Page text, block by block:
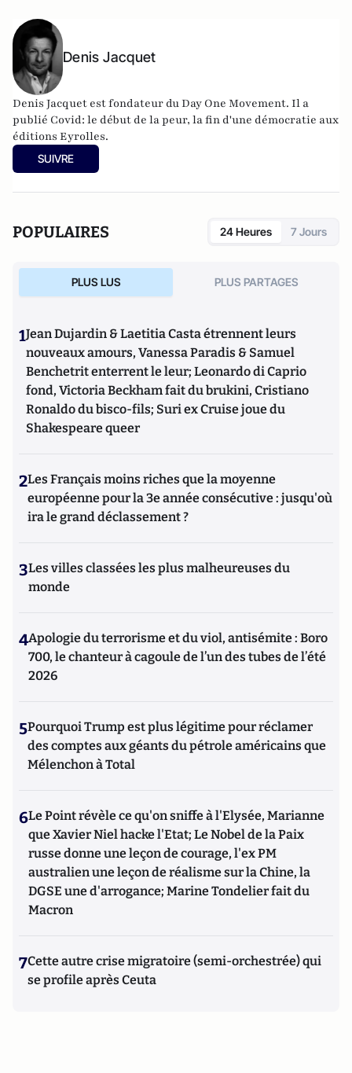
Denis Jacquet
Denis Jacquet est fondateur du Day One Movement. Il a
publié Covid: le début de la peur, la fin d'une démocratie aux
éditions Eyrolles.
SUIVRE
POPULAIRES 24 Heures 7 Jours
PLUS LUS PLUS PARTAGES
1Jean Dujardin & Laetitia Casta étrennent leurs
nouveaux amours, Vanessa Paradis & Samuel
Benchetrit enterrent le leur; Leonardo di Caprio
fond, Victoria Beckham fait du brukini, Cristiano
Ronaldo du bisco-fils; Suri ex Cruise joue du
Shakespeare queer
2Les Français moins riches que la moyenne
européenne pour la 3e année consécutive : jusqu'où
ira le grand déclassement ?
3Les villes classées les plus malheureuses du
monde
4Apologie du terrorisme et du viol, antisémite : Boro
700, le chanteur à cagoule de l’un des tubes de l’été
2026
5Pourquoi Trump est plus légitime pour réclamer
des comptes aux géants du pétrole américains que
Mélenchon à Total
6Le Point révèle ce qu'on sniffe à l'Elysée, Marianne
que Xavier Niel hacke l'Etat; Le Nobel de la Paix
russe donne une leçon de courage, l'ex PM
australien une leçon de réalisme sur la Chine, la
DGSE une d'arrogance; Marine Tondelier fait du
Macron
7Cette autre crise migratoire (semi-orchestrée) qui
se profile après Ceuta